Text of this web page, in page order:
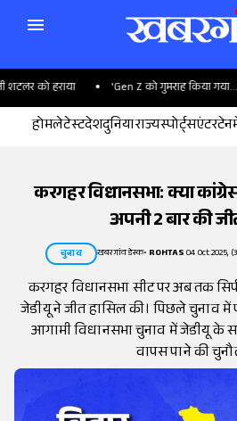
को हराया 'Gen Z को गुमराह किया गया...',
होमलेटेस्टदेशदुनियाराज्यस्पोर्ट्स
करगहर विधानसभा: क्या
अपनी 2 बार की
चुनाव खबरगांव डेस्क• ROHTAS04 Oct 2025,
करगहर विधानसभा सीट पर अब तक
जेडीयू ने जीत हासिल की। पिछले चुनाव में
आगामी विधानसभा चुनाव में जेडीयू के
वापस पाने की